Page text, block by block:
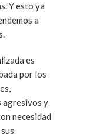
Y esto ya
a
es
por los
agresivos y
necesidad